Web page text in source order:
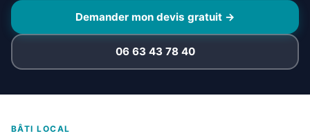
Demander mon devis gratuit →
06 63 43 78 40
BÂTI LOCAL